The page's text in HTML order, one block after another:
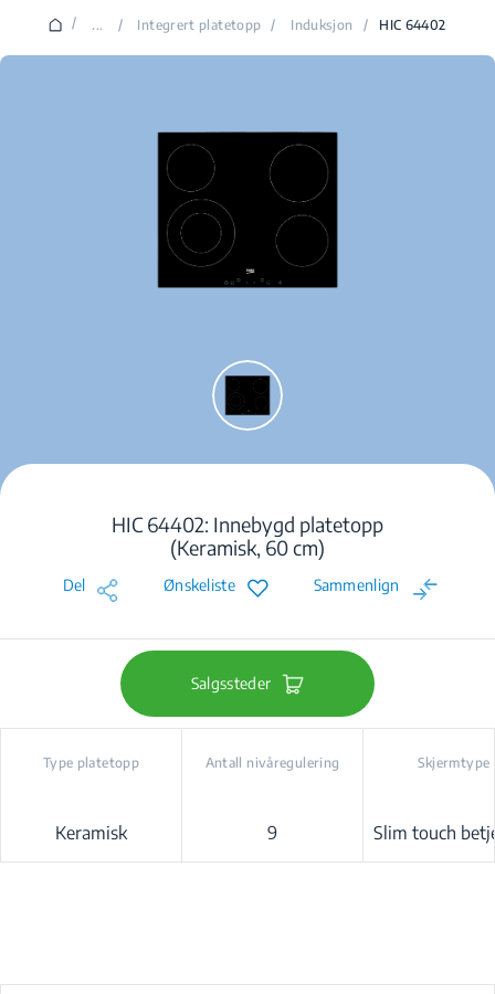
/ ... / Integrert platetopp / Induksjon / HIC 64402
HIC 64402: Innebygd platetopp
(Keramisk, 60 cm)
Del Ønskeliste Sammenlign
Salgssteder
Type platetopp
Keramisk
Antall nivåregulering
9
Skjermtype
Slim touch